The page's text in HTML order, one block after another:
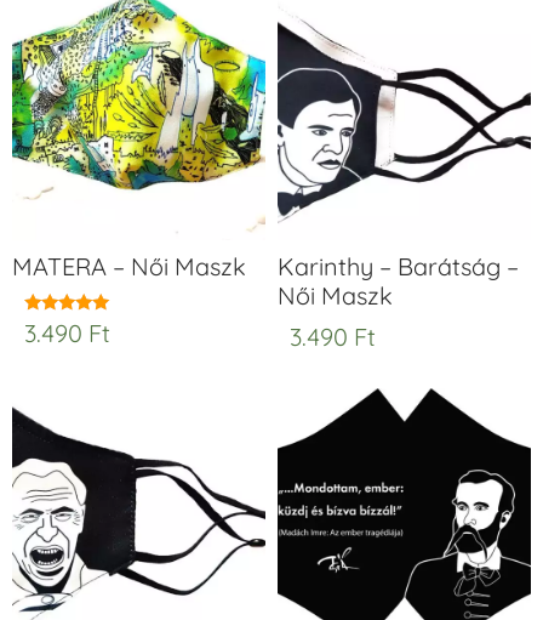
MATERA – Női Maszk
Értékelés:
5.00
3.490 Ft
Karinthy – Barátság –
Női Maszk
3.490 Ft